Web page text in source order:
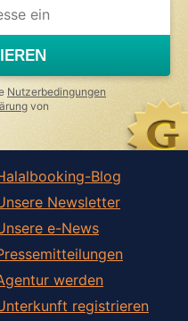
Nutzerbedingungen
von
Blog
Newsletter
e-News
werden
registrieren